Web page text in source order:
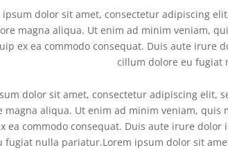
ipsum dolor sit amet, consectetur adipiscing
magna aliqua. Ut enim ad minim veniam,
ex ea commodo consequat. Duis aute irure
cillum dolore eu fugiat
dolor sit amet, consectetur adipiscing elit,
magna aliqua. Ut enim ad minim veniam,
ea commodo consequat. Duis aute irure
fugiat nulla pariatur.Lorem ipsum dolor sit